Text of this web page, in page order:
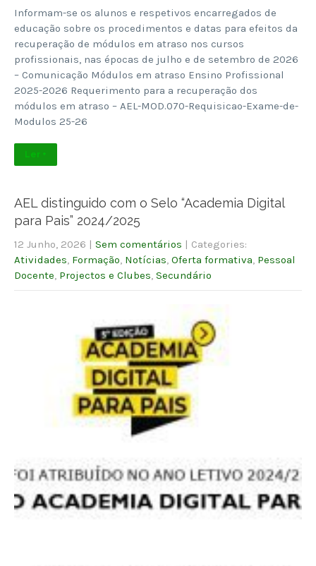
Informam-se os alunos e respetivos encarregados de
educação sobre os procedimentos e datas para efeitos da
recuperação de módulos em atraso nos cursos
profissionais, nas épocas de julho e de setembro de 2026
– Comunicação Módulos em atraso Ensino Profissional
2025-2026 Requerimento para a recuperação dos
módulos em atraso – AEL-MOD.070-Requisicao-Exame-de-
Modulos 25-26
Ler +
AEL distinguido com o Selo “Academia Digital
para Pais” 2024/2025
12 Junho, 2026 | Sem comentários | Categories:
Atividades Formação Notícias Oferta formativa Pessoal
Docente Projectos e Clubes Secundário